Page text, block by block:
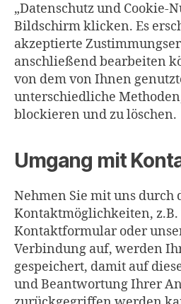
„Datenschutz und Cookie-
Bildschirm klicken. Es
akzeptierte
anschließend bearbeiten
von dem von Ihnen
unterschiedliche
blockieren und zu löschen.
Umgang mit
Nehmen Sie mit uns durch
Kontaktmöglichkeiten,
Kontaktformular oder
Verbindung auf, werden
gespeichert, damit auf
und Beantwortung Ihrer